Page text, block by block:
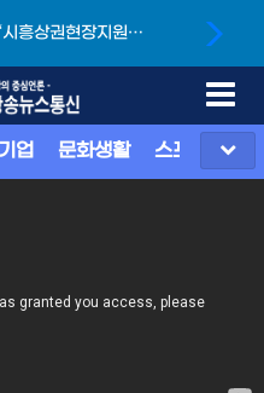
흥상권현장지원단’
업 문화생활 스포츠 지